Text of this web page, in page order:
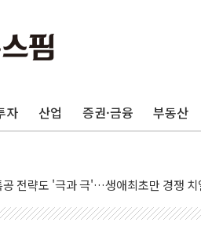
자 산업 증권·금융 부동산
7250만원…써밋 클라비온 59㎡ 18억
만4000달러대 횡보…고래·ETF 매수에
진 지속, 강보합 마감...석유·가스주 올